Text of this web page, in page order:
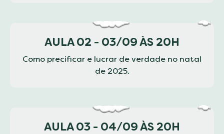
AULA 02 - 03/09 ÀS 20H
Como precificar e lucrar de verdade no natal
de 2025.
AULA 03 - 04/09 ÀS 20H